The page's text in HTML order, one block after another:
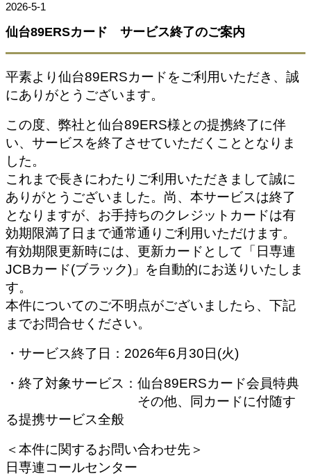
2026-5-1
仙台89ERSカード サービス終了のご案内
平素より仙台89ERSカードをご利用いただき、誠
にありがとうございます。
この度、弊社と仙台89ERS様との提携終了に伴
い、サービスを終了させていただくこととなりま
した。
これまで長きにわたりご利用いただきまして誠に
ありがとうございました。尚、本サービスは終了
となりますが、お手持ちのクレジットカードは有
効期限満了日まで通常通りご利用いただけます。
有効期限更新時には、更新カードとして「日専連
JCBカード(ブラック)」を自動的にお送りいたしま
す。
本件についてのご不明点がございましたら、下記
までお問合せください。
・サービス終了日：2026年6月30日(火)
・終了対象サービス：仙台89ERSカード会員特典
その他、同カードに付随す
る提携サービス全般
＜本件に関するお問い合わせ先＞
日専連コールセンター